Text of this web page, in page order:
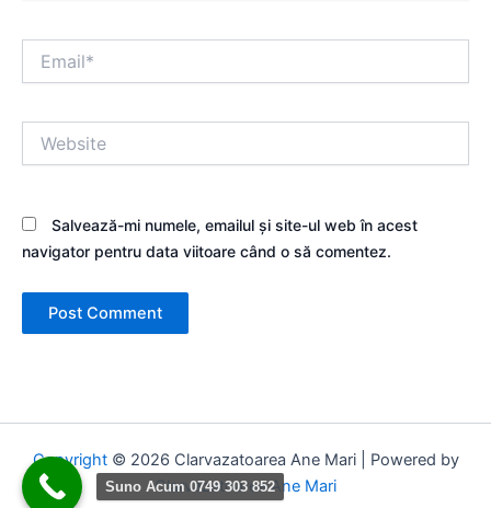
Salvează-mi numele, emailul și site-ul web în acest
navigator pentru data viitoare când o să comentez.
Copyright© 2026 Clarvazatoarea Ane Mari | Powered by
Clarvazatoarea Ane Mari
Suno Acum 0749 303 852